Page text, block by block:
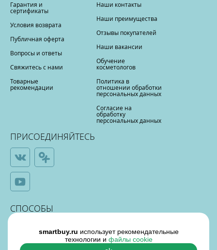
Гарантия и
сертификаты
Условия возврата
Публичная оферта
Вопросы и ответы
Свяжитесь с нами
Товарные
рекомендации
Наши контакты
Наши преимущества
Отзывы покупателей
Наши вакансии
Обучение
косметологов
Политика в
отношении обработки
персональных данных
Согласие на
обработку
персональных данных
ПРИСОЕДИНЯЙТЕСЬ
СПОСОБЫ
ОПЛАТЫ
smartbuy.ru использует рекомендательные
технологии и файлы cookie